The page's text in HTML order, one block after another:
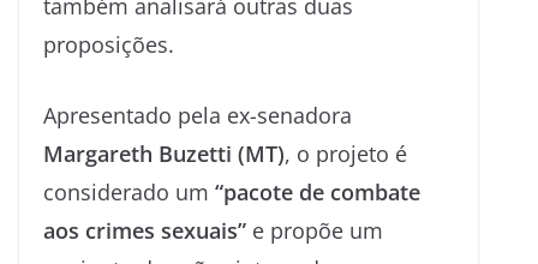
também analisará outras duas
proposições.
Apresentado pela ex-senadora
Margareth Buzetti (MT), o projeto é
considerado um “pacote de combate
aos crimes sexuais” e propõe um